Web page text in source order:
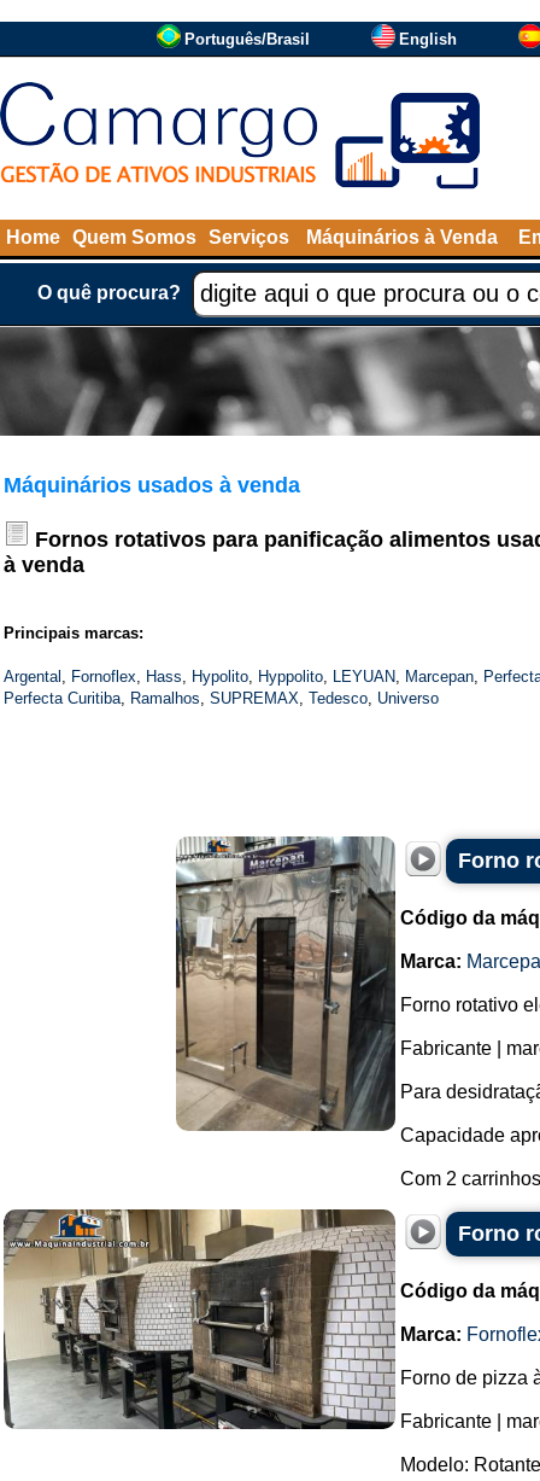
Português/Brasil English
Home Quem Somos Serviços Máquinários à Venda
O quê procura?
Máquinários usados à venda
Fornos rotativos para panificação alimentos
à venda
Principais marcas:
Argental , Fornoflex, Hass, Hypolito, Hyppolito, LEYUAN, Marcepan,
Perfecta Curitiba, Ramalhos, SUPREMAX, Tedesco, Universo
Forno
Código da
Marca:
Forno rotativo
Fabricante |
Para
Capacidade
Com 2
Forno
Código da
Marca:
Forno de pizza
Fabricante |
Modelo: